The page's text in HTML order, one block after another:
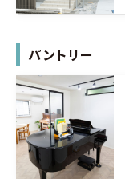
パントリー